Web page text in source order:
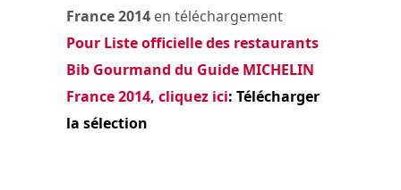
France 2014 en téléchargement
Pour Liste officielle des restaurants
Bib Gourmand du Guide MICHELIN
France 2014, cliquez ici: Télécharger
la sélection